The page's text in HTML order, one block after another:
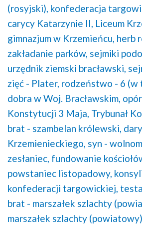
(rosyjski), konfederacja
carycy Katarzynie II, Liceum
gimnazjum w Krzemieńcu, herb
zakładanie parków, sejmiki
urzędnik ziemski bracławski,
zięć - Plater, rodzeństwo - 6 (w
dobra w Woj. Bracławskim,
Konstytucji 3 Maja, Trybunał
brat - szambelan królewski,
Krzemienieckiego, syn -
zesłaniec, fundowanie
powstaniec listopadowy,
konfederacji targowickiej,
brat - marszałek szlachty
marszałek szlachty